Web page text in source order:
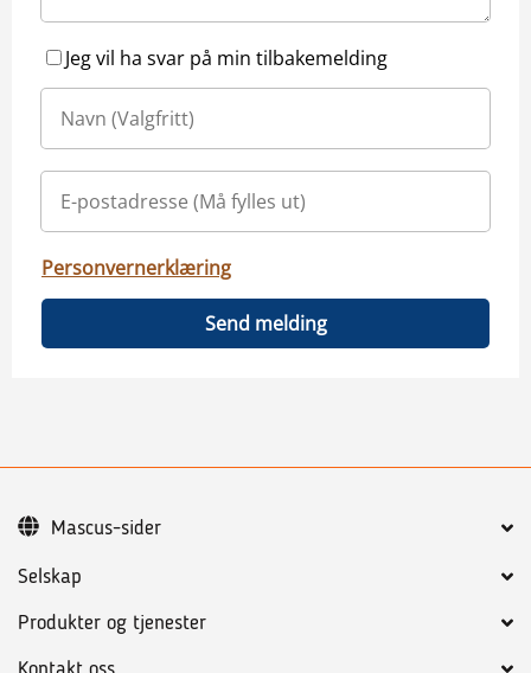
Jeg vil ha svar på min tilbakemelding
Personvernerklæring
Send melding
Selskap
Produkter og tjenester
Mascus-sider